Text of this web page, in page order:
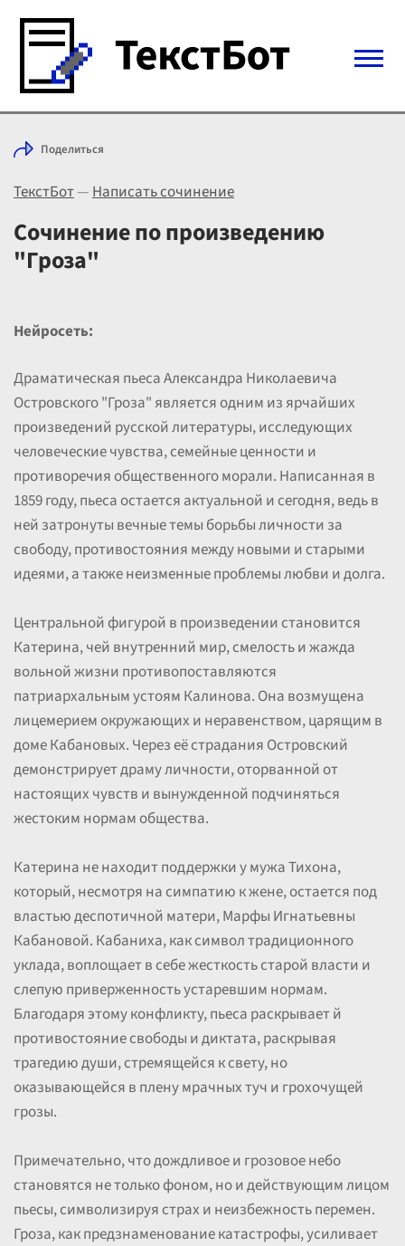
Войти с Telegram
Выбрать режим
Цены
Поделиться
ТекстБот—Написать сочинение
Сочинение по произведению
"Гроза"
Нейросеть:
Драматическая пьеса Александра Николаевича
Островского "Гроза" является одним из ярчайших
произведений русской литературы, исследующих
человеческие чувства, семейные ценности и
противоречия общественного морали. Написанная в
1859 году, пьеса остается актуальной и сегодня, ведь в
ней затронуты вечные темы борьбы личности за
свободу, противостояния между новыми и старыми
идеями, а также неизменные проблемы любви и долга.
Центральной фигурой в произведении становится
Катерина, чей внутренний мир, смелость и жажда
вольной жизни противопоставляются
патриархальным устоям Калинова. Она возмущена
лицемерием окружающих и неравенством, царящим в
доме Кабановых. Через её страдания Островский
демонстрирует драму личности, оторванной от
настоящих чувств и вынужденной подчиняться
жестоким нормам общества.
Катерина не находит поддержки у мужа Тихона,
который, несмотря на симпатию к жене, остается под
властью деспотичной матери, Марфы Игнатьевны
Кабановой. Кабаниха, как символ традиционного
уклада, воплощает в себе жесткость старой власти и
слепую приверженность устаревшим нормам.
Благодаря этому конфликту, пьеса раскрывает й
противостояние свободы и диктата, раскрывая
трагедию души, стремящейся к свету, но
оказывающейся в плену мрачных туч и грохочущей
грозы.
Примечательно, что дождливое и грозовое небо
становятся не только фоном, но и действующим лицом
пьесы, символизируя страх и неизбежность перемен.
Гроза, как предзнаменование катастрофы, усиливает